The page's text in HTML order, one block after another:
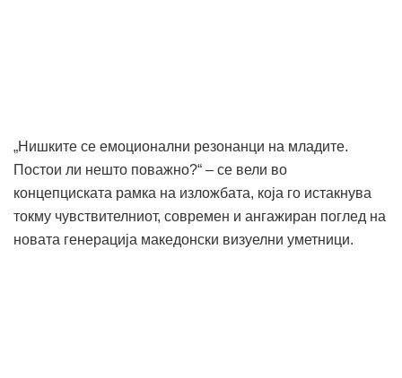
„Нишките се емоционални резонанци на младите.
Постои ли нешто поважно?“ – се вели во
концепциската рамка на изложбата, која го истакнува
токму чувствителниот, современ и ангажиран поглед на
новата генерација македонски визуелни уметници.